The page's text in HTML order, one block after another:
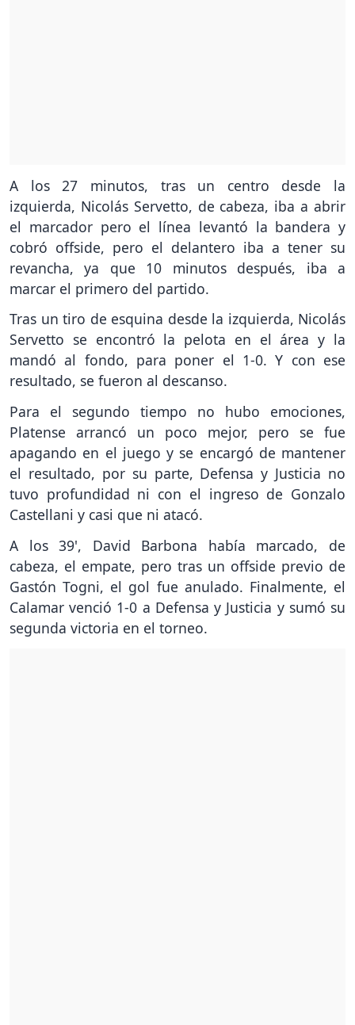
A los 27 minutos, tras un centro desde la
izquierda, Nicolás Servetto, de cabeza, iba a abrir
el marcador pero el línea levantó la bandera y
cobró offside, pero el delantero iba a tener su
revancha, ya que 10 minutos después, iba a
marcar el primero del partido.
Tras un tiro de esquina desde la izquierda, Nicolás
Servetto se encontró la pelota en el área y la
mandó al fondo, para poner el 1-0. Y con ese
resultado, se fueron al descanso.
Para el segundo tiempo no hubo emociones,
Platense arrancó un poco mejor, pero se fue
apagando en el juego y se encargó de mantener
el resultado, por su parte, Defensa y Justicia no
tuvo profundidad ni con el ingreso de Gonzalo
Castellani y casi que ni atacó.
A los 39', David Barbona había marcado, de
cabeza, el empate, pero tras un offside previo de
Gastón Togni, el gol fue anulado. Finalmente, el
Calamar venció 1-0 a Defensa y Justicia y sumó su
segunda victoria en el torneo.